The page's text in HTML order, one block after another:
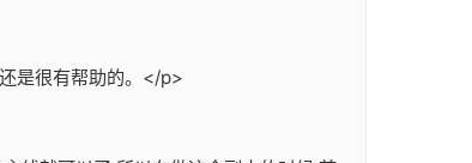
是很有帮助的。</p>